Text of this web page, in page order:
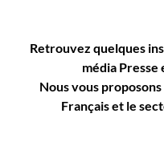
Retrouvez quelques
média Presse
Nous vous
Français et le